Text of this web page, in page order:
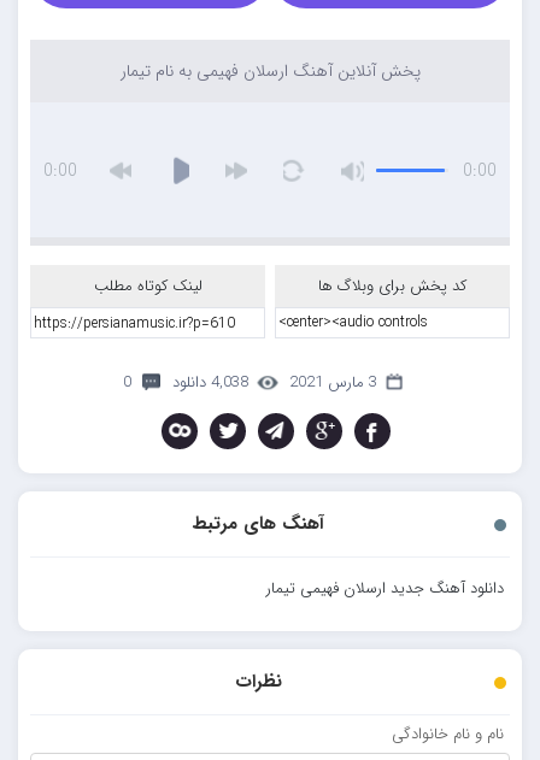
پخش آنلاین آهنگ ارسلان فهیمی به نام تیمار
0:00
0:00
کد پخش برای وبلاگ ها لینک کوتاه مطلب
3 مارس 2021 4,038 دانلود 0
آهنگ های مرتبط
دانلود آهنگ جدید ارسلان فهیمی تیمار
نظرات
نام و نام خانوادگی